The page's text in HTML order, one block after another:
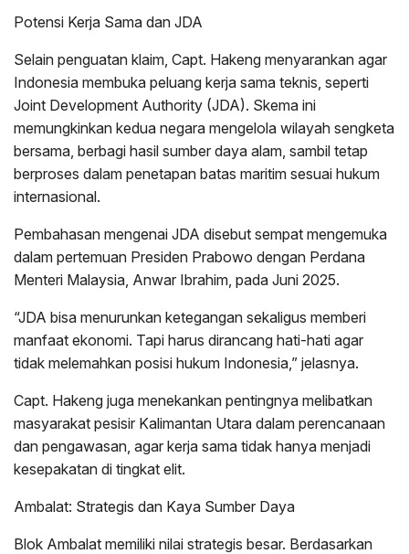
Potensi Kerja Sama dan JDA
Selain penguatan klaim, Capt. Hakeng menyarankan agar
Indonesia membuka peluang kerja sama teknis, seperti
Joint Development Authority (JDA). Skema ini
memungkinkan kedua negara mengelola wilayah sengketa
bersama, berbagi hasil sumber daya alam, sambil tetap
berproses dalam penetapan batas maritim sesuai hukum
internasional.
Pembahasan mengenai JDA disebut sempat mengemuka
dalam pertemuan Presiden Prabowo dengan Perdana
Menteri Malaysia, Anwar Ibrahim, pada Juni 2025.
“JDA bisa menurunkan ketegangan sekaligus memberi
manfaat ekonomi. Tapi harus dirancang hati-hati agar
tidak melemahkan posisi hukum Indonesia,” jelasnya.
Capt. Hakeng juga menekankan pentingnya melibatkan
masyarakat pesisir Kalimantan Utara dalam perencanaan
dan pengawasan, agar kerja sama tidak hanya menjadi
kesepakatan di tingkat elit.
Ambalat: Strategis dan Kaya Sumber Daya
Blok Ambalat memiliki nilai strategis besar. Berdasarkan